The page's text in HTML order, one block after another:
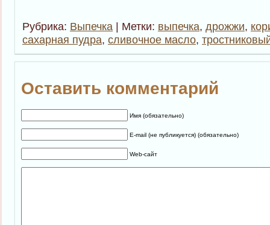
Рубрика: Выпечка | Метки: выпечка, дрожжи,
сахарная пудра, сливочное масло,
Оставить комментарий
Имя (обязательно)
E-mail (не публикуется) (обязательно)
Web-сайт